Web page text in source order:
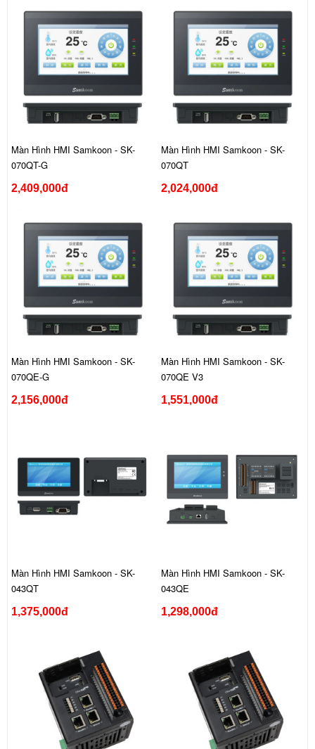
Màn Hình HMI Samkoon - SK-
070QT-G
2,409,000đ
Màn Hình HMI Samkoon - SK-
070QT
2,024,000đ
Màn Hình HMI Samkoon - SK-
070QE-G
2,156,000đ
Màn Hình HMI Samkoon - SK-
070QE V3
1,551,000đ
Màn Hình HMI Samkoon - SK-
043QT
1,375,000đ
Màn Hình HMI Samkoon - SK-
043QE
1,298,000đ